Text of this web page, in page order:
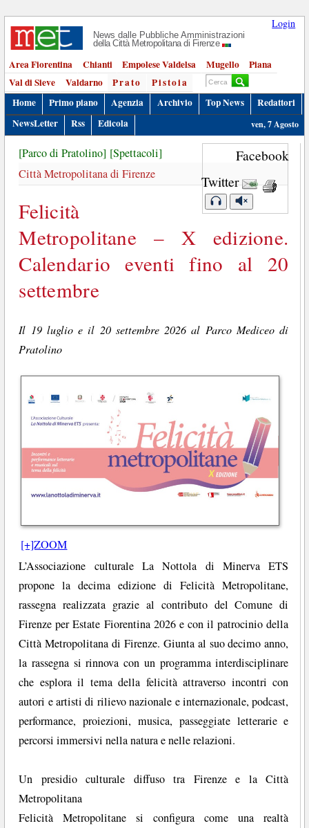
Login
News dalle Pubbliche Amministrazioni
della Città Metropolitana di Firenze
Area Fiorentina Chianti Empolese Valdelsa Mugello
Piana
Val di Sieve
Valdarno Prato
Pistoia
Home
Primo piano Agenzia Archivio Top News
Redattori
NewsLetter
Rss Edicola ven, 7 Agosto
Facebook
Twitter
[Parco di Pratolino] [Spettacoli]
Città Metropolitana di Firenze
Felicità
Metropolitane – X edizione.
Calendario eventi fino al 20
settembre
Il 19 luglio e il 20 settembre 2026 al Parco Mediceo di
Pratolino
[+]ZOOM
L’Associazione culturale La Nottola di Minerva ETS
propone la decima edizione di Felicità Metropolitane,
rassegna realizzata grazie al contributo del Comune di
Firenze per Estate Fiorentina 2026 e con il patrocinio della
Città Metropolitana di Firenze. Giunta al suo decimo anno,
la rassegna si rinnova con un programma interdisciplinare
che esplora il tema della felicità attraverso incontri con
autori e artisti di rilievo nazionale e internazionale, podcast,
performance, proiezioni, musica, passeggiate letterarie e
percorsi immersivi nella natura e nelle relazioni.
Un presidio culturale diffuso tra Firenze e la Città
Metropolitana
Felicità Metropolitane si configura come una realtà